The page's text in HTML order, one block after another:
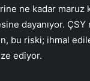
ne kadar
dayanıyor.
bu riski; ihmal
ediyor.